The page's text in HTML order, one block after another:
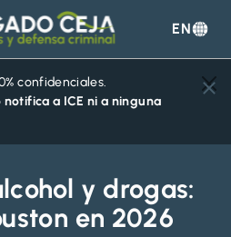
Abogado
Ceja
EN
confidenciales.
notifica a ICE ni a ninguna
y drogas:
en 2026